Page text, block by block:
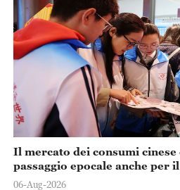
Il mercato dei consumi cinese
passaggio epocale anche per
06-Aug-2026